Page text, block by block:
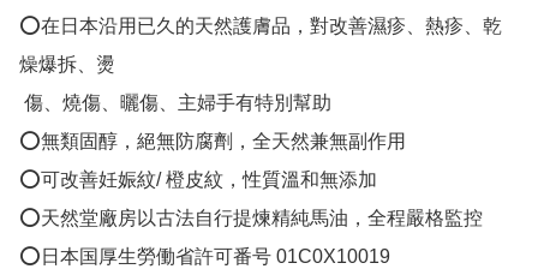
⭕在日本沿用已久的天然護膚品，對改善濕疹、熱疹、乾
燥爆拆、燙
⭕無類固醇，絕無防腐劑，全天然兼無副作用
⭕可改善妊娠紋/ 橙皮紋，性質溫和無添加
⭕天然堂廠房以古法自行提煉精純馬油，全程嚴格監控
⭕日本国厚生勞働省許可番号 01C0X10019